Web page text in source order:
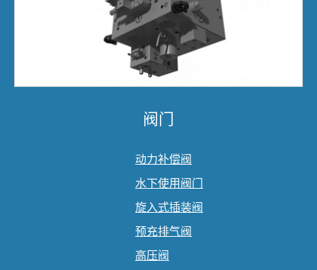
阀门
动力补偿阀
水下使用阀门
旋入式插装阀
预充排气阀
高压阀